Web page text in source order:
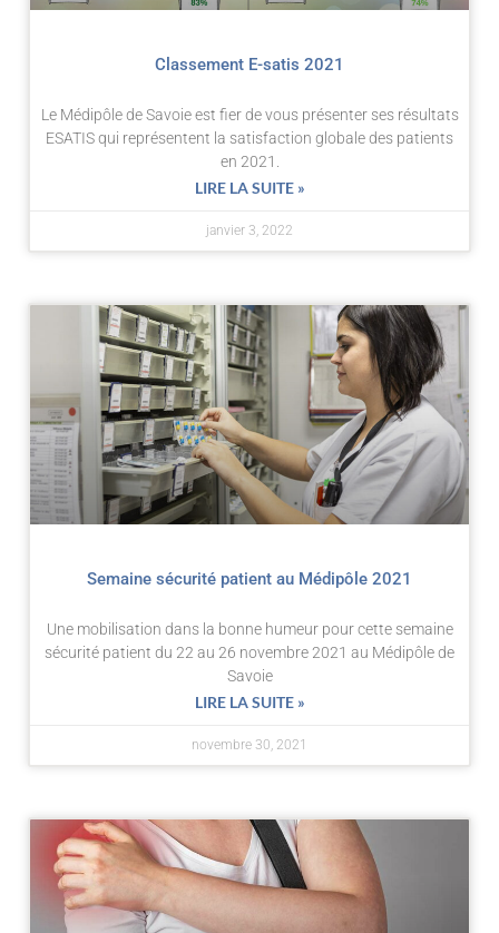
Classement E-satis 2021
Le Médipôle de Savoie est fier de vous présenter ses résultats
ESATIS qui représentent la satisfaction globale des patients
en 2021.
LIRE LA SUITE »
janvier 3, 2022
Semaine sécurité patient au Médipôle 2021
Une mobilisation dans la bonne humeur pour cette semaine
sécurité patient du 22 au 26 novembre 2021 au Médipôle de
Savoie
LIRE LA SUITE »
novembre 30, 2021